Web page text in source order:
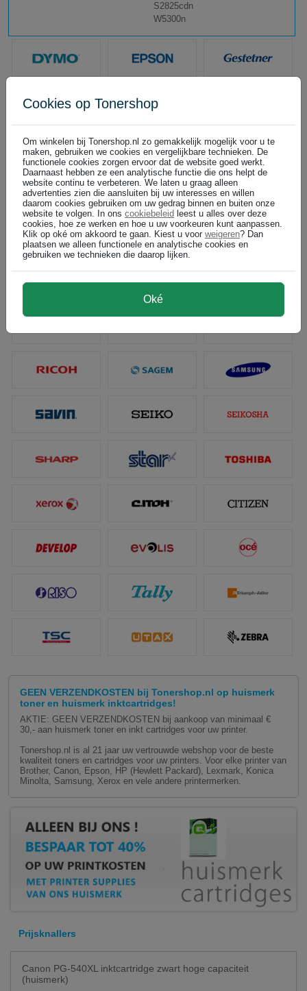
S2825cdn
W5300n
GEEN VERZENDKOSTEN bij Tonershop.nl op huismerk
toner en huismerk inktcartridges!
AKTIE: GEEN VERZENDKOSTEN bij aankoop van minimaal €
30,- aan huismerk toner en inkt cartridges voor uw printer.
Tonershop.nl is al 21 jaar uw vertrouwde webshop voor de beste
kwaliteit toners en cartridges voor uw printers. Voor elke printer van
Brother, Canon, Epson, HP (Hewlett Packard), Lexmark, Konica
Minolta, Samsung, Xerox en vele andere printermerken.
Prijsknallers
Canon PG-540XL inktcartridge zwart hoge capaciteit
(huismerk)
Cookies op Tonershop
Om winkelen bij Tonershop.nl zo gemakkelijk mogelijk voor u te
maken, gebruiken we cookies en vergelijkbare technieken. De
functionele cookies zorgen ervoor dat de website goed werkt.
Daarnaast hebben ze een analytische functie die ons helpt de
website continu te verbeteren. We laten u graag alleen
advertenties zien die aansluiten bij uw interesses en willen
daarom cookies gebruiken om uw gedrag binnen en buiten onze
website te volgen. In ons cookiebeleid leest u alles over deze
cookies, hoe ze werken en hoe u uw voorkeuren kunt aanpassen.
Klik op oké om akkoord te gaan. Kiest u voor weigeren? Dan
plaatsen we alleen functionele en analytische cookies en
gebruiken we technieken die daarop lijken.
Oké